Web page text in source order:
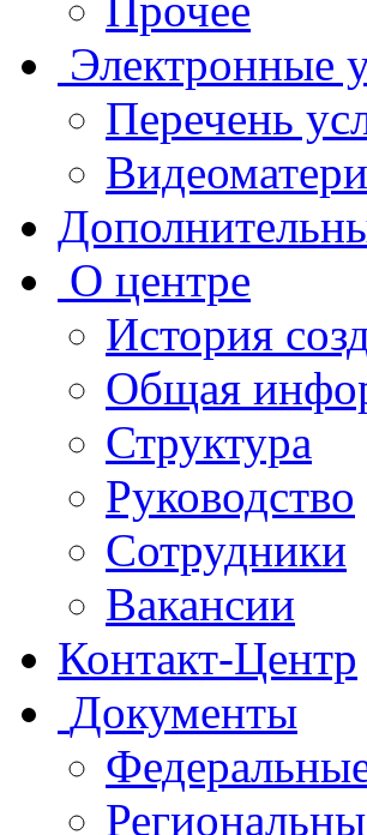
Прочее
Электронные
Перечень
О центре
История
Общая
Структура
Руководство
Сотрудники
Вакансии
Контакт-Центр
Документы